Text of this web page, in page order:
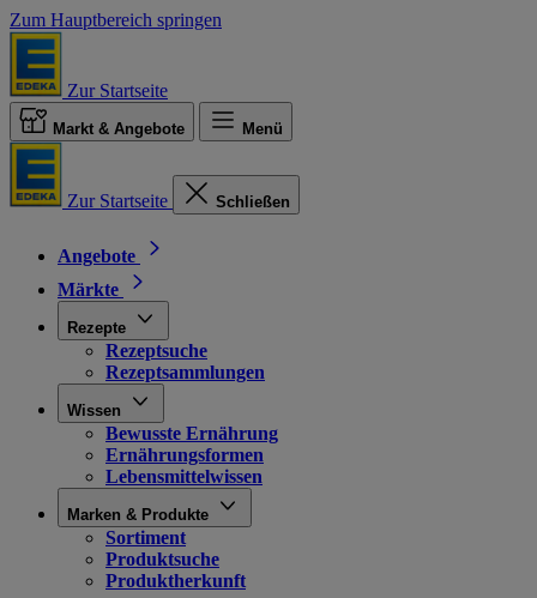
Zum Hauptbereich springen
Zur Startseite
Markt & Angebote Menü
Zur Startseite Schließen
Angebote
Märkte
Rezepte
Rezeptsuche
Rezeptsammlungen
Wissen
Bewusste Ernährung
Ernährungsformen
Lebensmittelwissen
Marken & Produkte
Sortiment
Produktsuche
Produktherkunft